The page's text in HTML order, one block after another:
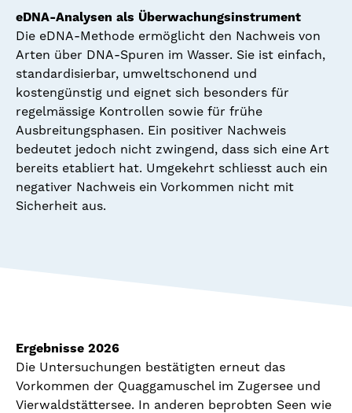
eDNA-Analysen als Überwachungsinstrument
Die eDNA-Methode ermöglicht den Nachweis von
Arten über DNA-Spuren im Wasser. Sie ist einfach,
standardisierbar, umweltschonend und
kostengünstig und eignet sich besonders für
regelmässige Kontrollen sowie für frühe
Ausbreitungsphasen. Ein positiver Nachweis
bedeutet jedoch nicht zwingend, dass sich eine Art
bereits etabliert hat. Umgekehrt schliesst auch ein
negativer Nachweis ein Vorkommen nicht mit
Sicherheit aus.
Ergebnisse 2026
Die Untersuchungen bestätigten erneut das
Vorkommen der Quaggamuschel im Zugersee und
Vierwaldstättersee. In anderen beprobten Seen wie